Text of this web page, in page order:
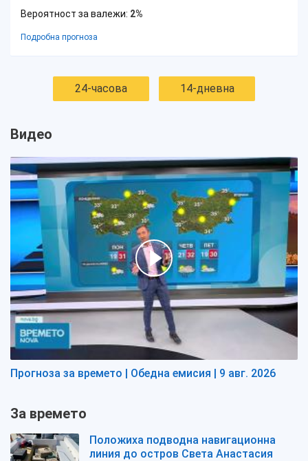
Вероятност за валежи: 2%
Подробна прогноза
24-часова 14-дневна
Видео
Прогноза за времето | Обедна емисия | 9 авг. 2026
За времето
Положиха подводна навигационна
линия до остров Света Анастасия